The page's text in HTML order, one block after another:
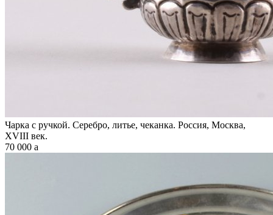
Чарка с ручкой. Серебро, литье, чеканка. Россия, Москва,
XVIII век.
70 000 a